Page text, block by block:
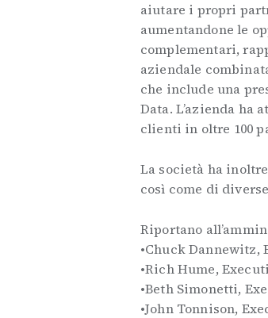
aiutare i propri
aumentandone le
complementari,
aziendale
che include una
Data. L’azienda ha
clienti in oltre 100
La società ha
così come di
Riportano
•Chuck Dannewitz,
•Rich Hume,
•Beth Simonetti,
•John Tonnison,